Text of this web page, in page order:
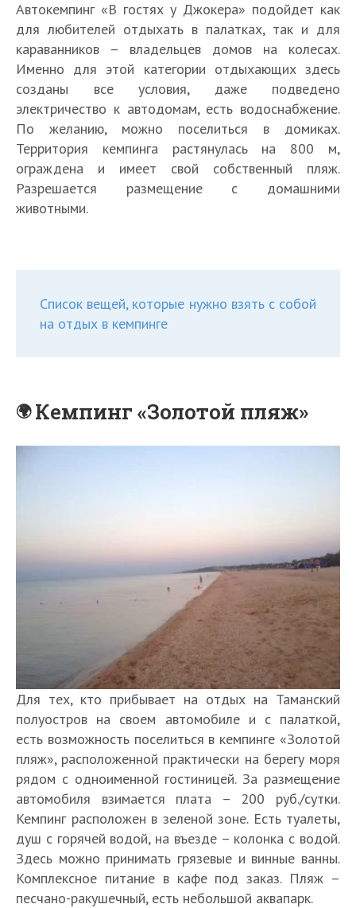
Автокемпинг «В гостях у Джокера» подойдет как
для любителей отдыхать в палатках, так и для
караванников – владельцев домов на колесах.
Именно для этой категории отдыхающих здесь
созданы все условия, даже подведено
электричество к автодомам, есть водоснабжение.
По желанию, можно поселиться в домиках.
Территория кемпинга растянулась на 800 м,
ограждена и имеет свой собственный пляж.
Разрешается размещение с домашними
животными.
Список вещей, которые нужно взять с собой
на отдых в кемпинге
Кемпинг «Золотой пляж»
Для тех, кто прибывает на отдых на Таманский
полуостров на своем автомобиле и с палаткой,
есть возможность поселиться в кемпинге «Золотой
пляж», расположенной практически на берегу моря
рядом с одноименной гостиницей. За размещение
автомобиля взимается плата – 200 руб./сутки.
Кемпинг расположен в зеленой зоне. Есть туалеты,
душ с горячей водой, на въезде – колонка с водой.
Здесь можно принимать грязевые и винные ванны.
Комплексное питание в кафе под заказ. Пляж –
песчано-ракушечный, есть небольшой аквапарк.